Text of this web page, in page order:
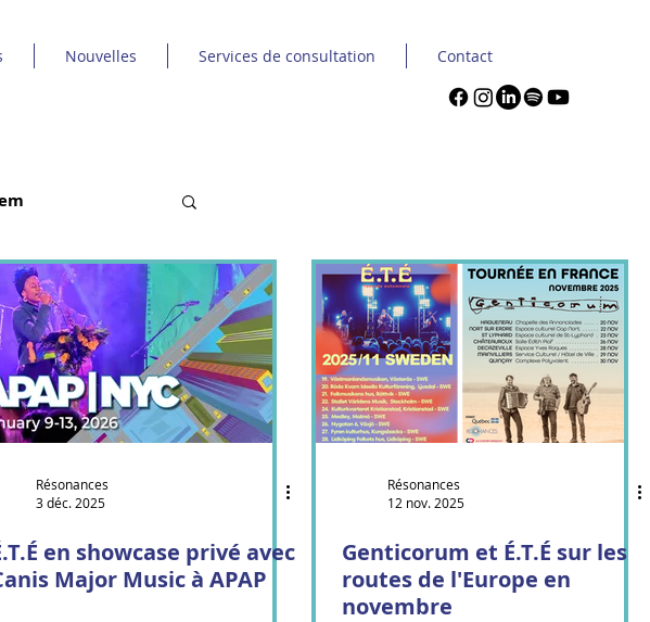
Nouvelles Services de consultation Contact
Ebnfloh
Résonances
3 déc. 2025
en showcase privé avec
Major Music à APAP
Résonances
12 nov. 2025
Genticorum et É.T.É sur les
routes de l'Europe en
novembre